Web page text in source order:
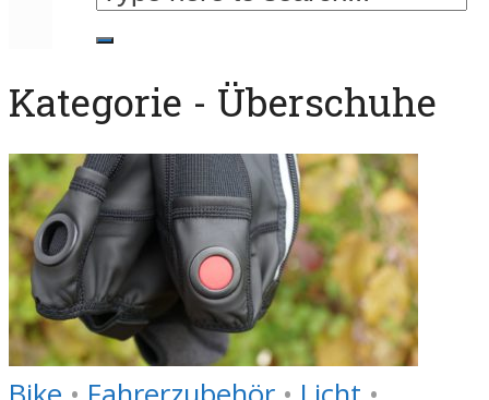
Kategorie - Überschuhe